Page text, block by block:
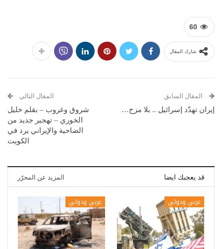
60
شارك المقال
المقال السابق
إيران تهدّد إسرائيل .. بلا مزح…
المقال التالي
شروق وغروب – بقلم خليل
الخوري – تهجير جديد من
الضاحية والإيراني يرد في
الكويت
قد يعجبك ايضا المزيد عن المحرّر
عربي ودولي عربي ودولي